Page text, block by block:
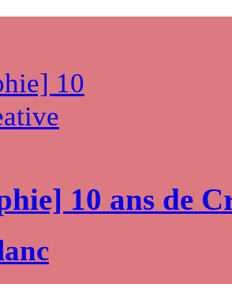
10 ans de